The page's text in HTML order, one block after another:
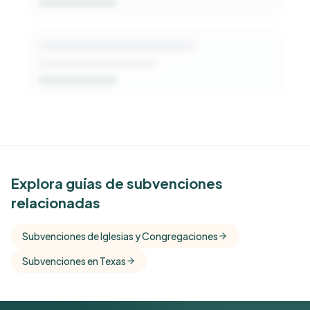
See Similar Funders
Free Kindora accounts unlock side-by-side
funder's focus areas and giving profile.
Explora guías de subvenciones
relacionadas
Subvenciones de Iglesias y Congregaciones
Subvenciones en Texas